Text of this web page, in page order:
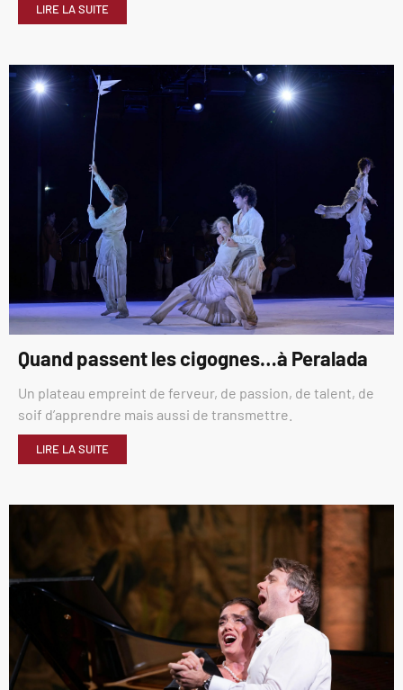
LIRE LA SUITE
Quand passent les cigognes…à Peralada
Un plateau empreint de ferveur, de passion, de talent, de
soif d’apprendre mais aussi de transmettre.
LIRE LA SUITE